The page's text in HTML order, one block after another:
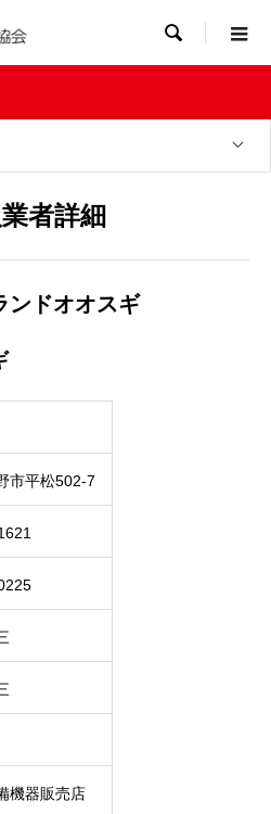

者詳細
ンドオオスギ
市平松502-7
機器販売店